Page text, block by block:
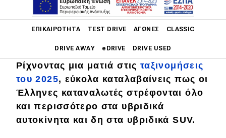
ΕΠΙΚΑΙΡΌΤΗΤΑ TEST DRIVE ΑΓΏΝΕΣ CLASSIC
DRIVE AWAY eDRIVE DRIVE USED
Main navigation
Επικαιρότητα
Νέα μοντέλα
Πρωτότυπα
Ρίχνοντας μια ματιά στις ταξινομήσεις
του 2025, εύκολα καταλαβαίνεις πως οι
Έλληνες καταναλωτές στρέφονται όλο
και περισσότερο στα υβριδικά
αυτοκίνητα και δη στα υβριδικά SUV.